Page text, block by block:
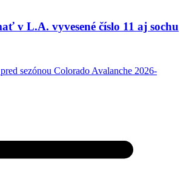
v L.A. vyvesené číslo 11 aj sochu